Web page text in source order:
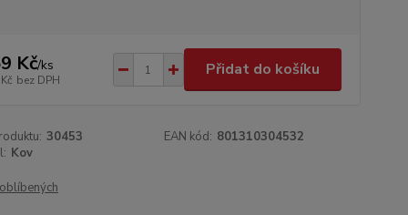
Kč/ks
bez DPH
Přidat do košíku
30453 EAN kód: 801310304532
Kov